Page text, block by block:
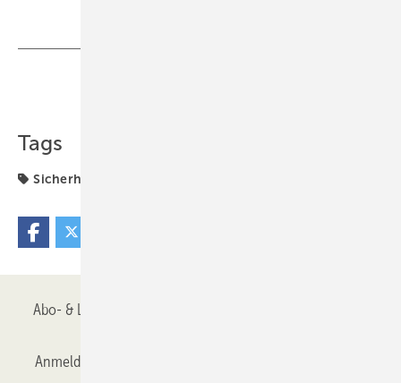
Tags
Sicherheitstechnik
Abo- & Leserservice
Anmelden